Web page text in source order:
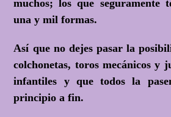
muchos; los que seguramente
una y mil formas.
Así que no dejes pasar la
colchonetas, toros mecánicos y
infantiles y que todos la
principio a fin.